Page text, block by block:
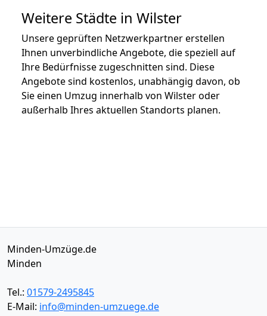
Weitere Städte in Wilster
Unsere geprüften Netzwerkpartner erstellen
Ihnen unverbindliche Angebote, die speziell auf
Ihre Bedürfnisse zugeschnitten sind. Diese
Angebote sind kostenlos, unabhängig davon, ob
Sie einen Umzug innerhalb von Wilster oder
außerhalb Ihres aktuellen Standorts planen.
Minden-Umzüge.de
Minden
Tel.: 01579-2495845
E-Mail: info@minden-umzuege.de